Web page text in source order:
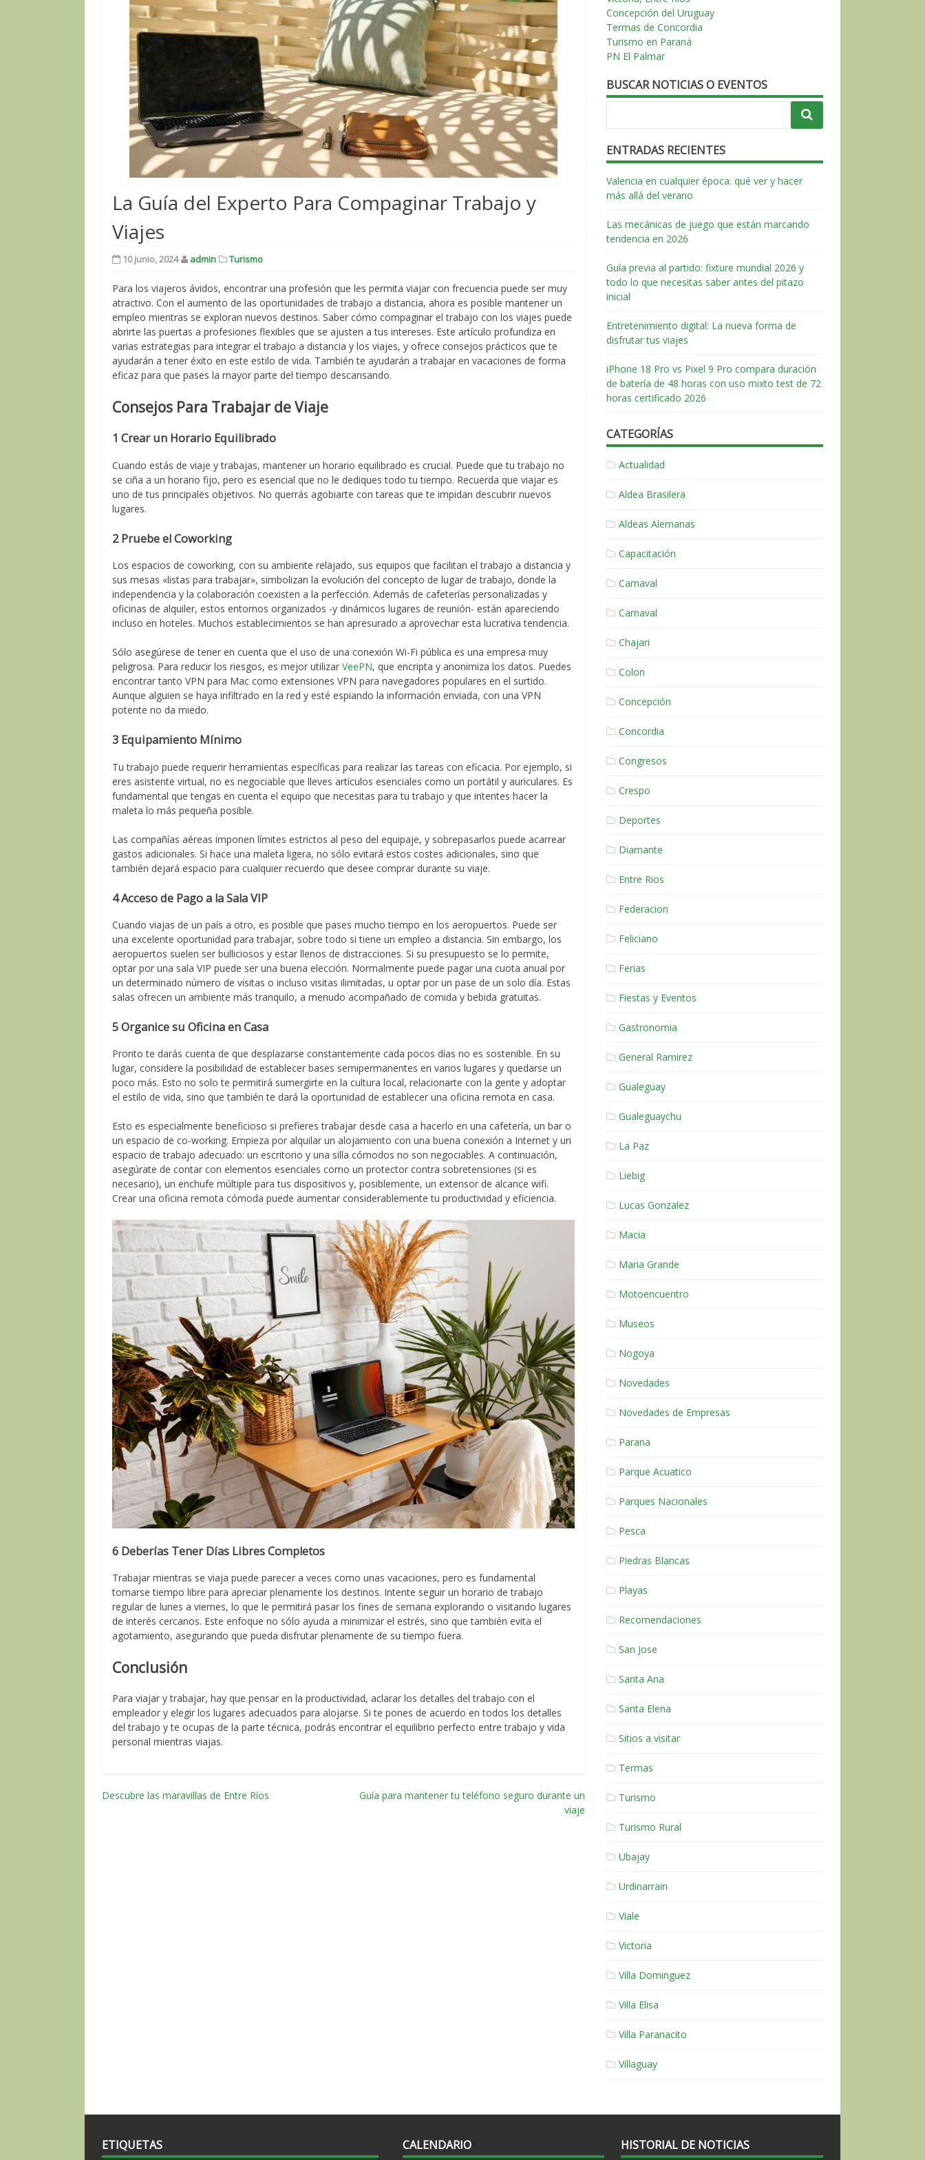
La Guía del Experto Para Compaginar Trabajo y
Viajes
10 junio, 2024 admin Turismo
Para los viajeros ávidos, encontrar una profesión que les permita viajar con frecuencia puede ser muy
atractivo. Con el aumento de las oportunidades de trabajo a distancia, ahora es posible mantener un
empleo mientras se exploran nuevos destinos. Saber cómo compaginar el trabajo con los viajes puede
abrirte las puertas a profesiones flexibles que se ajusten a tus intereses. Este artículo profundiza en
varias estrategias para integrar el trabajo a distancia y los viajes, y ofrece consejos prácticos que te
ayudarán a tener éxito en este estilo de vida. También te ayudarán a trabajar en vacaciones de forma
eficaz para que pases la mayor parte del tiempo descansando.
Consejos Para Trabajar de Viaje
1 Crear un Horario Equilibrado
Cuando estás de viaje y trabajas, mantener un horario equilibrado es crucial. Puede que tu trabajo no
se ciña a un horario fijo, pero es esencial que no le dediques todo tu tiempo. Recuerda que viajar es
uno de tus principales objetivos. No querrás agobiarte con tareas que te impidan descubrir nuevos
lugares.
2 Pruebe el Coworking
Los espacios de coworking, con su ambiente relajado, sus equipos que facilitan el trabajo a distancia y
sus mesas «listas para trabajar», simbolizan la evolución del concepto de lugar de trabajo, donde la
independencia y la colaboración coexisten a la perfección. Además de cafeterías personalizadas y
oficinas de alquiler, estos entornos organizados -y dinámicos lugares de reunión- están apareciendo
incluso en hoteles. Muchos establecimientos se han apresurado a aprovechar esta lucrativa tendencia.
Sólo asegúrese de tener en cuenta que el uso de una conexión Wi-Fi pública es una empresa muy
peligrosa. Para reducir los riesgos, es mejor utilizarVeePN, que encripta y anonimiza los datos. Puedes
encontrar tanto VPN para Mac como extensiones VPN para navegadores populares en el surtido.
Aunque alguien se haya infiltrado en la red y esté espiando la información enviada, con una VPN
potente no da miedo.
3 Equipamiento Mínimo
Tu trabajo puede requerir herramientas específicas para realizar las tareas con eficacia. Por ejemplo, si
eres asistente virtual, no es negociable que lleves artículos esenciales como un portátil y auriculares. Es
fundamental que tengas en cuenta el equipo que necesitas para tu trabajo y que intentes hacer la
maleta lo más pequeña posible.
Las compañías aéreas imponen límites estrictos al peso del equipaje, y sobrepasarlos puede acarrear
gastos adicionales. Si hace una maleta ligera, no sólo evitará estos costes adicionales, sino que
también dejará espacio para cualquier recuerdo que desee comprar durante su viaje.
4 Acceso de Pago a la Sala VIP
Cuando viajas de un país a otro, es posible que pases mucho tiempo en los aeropuertos. Puede ser
una excelente oportunidad para trabajar, sobre todo si tiene un empleo a distancia. Sin embargo, los
aeropuertos suelen ser bulliciosos y estar llenos de distracciones. Si su presupuesto se lo permite,
optar por una sala VIP puede ser una buena elección. Normalmente puede pagar una cuota anual por
un determinado número de visitas o incluso visitas ilimitadas, u optar por un pase de un solo día. Estas
salas ofrecen un ambiente más tranquilo, a menudo acompañado de comida y bebida gratuitas.
5 Organice su Oficina en Casa
Pronto te darás cuenta de que desplazarse constantemente cada pocos días no es sostenible. En su
lugar, considere la posibilidad de establecer bases semipermanentes en varios lugares y quedarse un
poco más. Esto no solo te permitirá sumergirte en la cultura local, relacionarte con la gente y adoptar
el estilo de vida, sino que también te dará la oportunidad de establecer una oficina remota en casa.
Esto es especialmente beneficioso si prefieres trabajar desde casa a hacerlo en una cafetería, un bar o
un espacio de co-working. Empieza por alquilar un alojamiento con una buena conexión a Internet y un
espacio de trabajo adecuado: un escritorio y una silla cómodos no son negociables. A continuación,
asegúrate de contar con elementos esenciales como un protector contra sobretensiones (si es
necesario), un enchufe múltiple para tus dispositivos y, posiblemente, un extensor de alcance wifi.
Crear una oficina remota cómoda puede aumentar considerablemente tu productividad y eficiencia.
6 Deberías Tener Días Libres Completos
Trabajar mientras se viaja puede parecer a veces como unas vacaciones, pero es fundamental
tomarse tiempo libre para apreciar plenamente los destinos. Intente seguir un horario de trabajo
regular de lunes a viernes, lo que le permitirá pasar los fines de semana explorando o visitando lugares
de interés cercanos. Este enfoque no sólo ayuda a minimizar el estrés, sino que también evita el
agotamiento, asegurando que pueda disfrutar plenamente de su tiempo fuera.
Conclusión
Para viajar y trabajar, hay que pensar en la productividad, aclarar los detalles del trabajo con el
empleador y elegir los lugares adecuados para alojarse. Si te pones de acuerdo en todos los detalles
del trabajo y te ocupas de la parte técnica, podrás encontrar el equilibrio perfecto entre trabajo y vida
personal mientras viajas.
Descubre las maravillas de Entre Ríos
Guía para mantener tu teléfono seguro durante un
viaje
Concepción del Uruguay
Termas de Concordia
Turismo en Paraná
PN El Palmar
BUSCAR NOTICIAS O EVENTOS
ENTRADAS RECIENTES
Valencia en cualquier época: qué ver y hacer
más allá del verano
Las mecánicas de juego que están marcando
tendencia en 2026
Guía previa al partido: fixture mundial 2026 y
todo lo que necesitas saber antes del pitazo
inicial
Entretenimiento digital: La nueva forma de
disfrutar tus viajes
iPhone 18 Pro vs Pixel 9 Pro compara duración
de batería de 48 horas con uso mixto test de 72
horas certificado 2026
CATEGORÍAS
Actualidad
Aldea Brasilera
Aldeas Alemanas
Capacitación
Carnaval
Carnaval
Chajari
Colon
Concepción
Concordia
Congresos
Crespo
Deportes
Diamante
Entre Rios
Federacion
Feliciano
Ferias
Fiestas y Eventos
Gastronomia
General Ramirez
Gualeguay
Gualeguaychu
La Paz
Liebig
Lucas Gonzalez
Macia
Maria Grande
Motoencuentro
Museos
Nogoya
Novedades
Novedades de Empresas
Parana
Parque Acuatico
Parques Nacionales
Pesca
Piedras Blancas
Playas
Recomendaciones
San Jose
Santa Ana
Santa Elena
Sitios a visitar
Termas
Turismo
Turismo Rural
Ubajay
Urdinarrain
Viale
Victoria
Villa Dominguez
Villa Elisa
Villa Paranacito
Villaguay
ETIQUETAS CALENDARIO HISTORIAL DE NOTICIAS